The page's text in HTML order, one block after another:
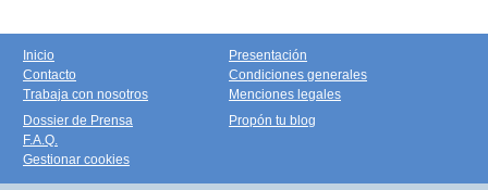
Inicio
Contacto
Trabaja con nosotros
Presentación
Condiciones generales
Menciones legales
Dossier de Prensa
F.A.Q.
Gestionar cookies
Propón tu blog